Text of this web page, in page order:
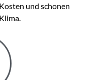
und schonen